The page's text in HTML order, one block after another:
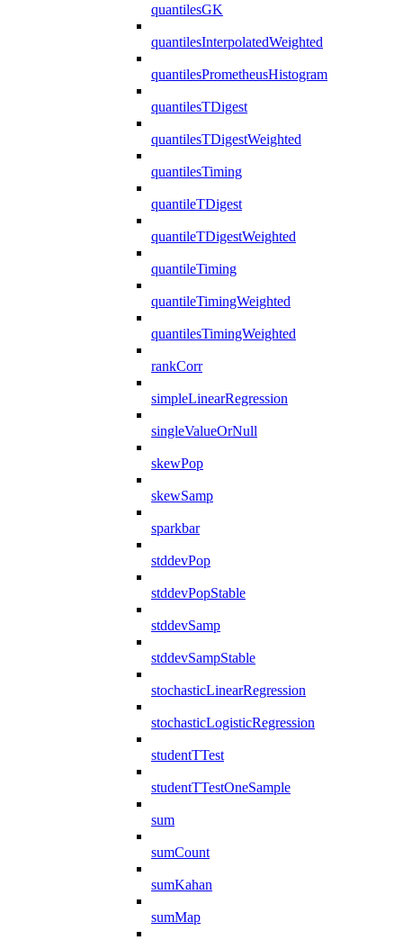
quantilesGK
quantilesInterpolatedWeighted
quantilesPrometheusHistogram
quantilesTDigest
quantilesTDigestWeighted
quantilesTiming
quantileTDigest
quantileTDigestWeighted
quantileTiming
quantileTimingWeighted
quantilesTimingWeighted
rankCorr
simpleLinearRegression
singleValueOrNull
skewPop
skewSamp
sparkbar
stddevPop
stddevPopStable
stddevSamp
stddevSampStable
stochasticLinearRegression
stochasticLogisticRegression
studentTTest
studentTTestOneSample
sum
sumCount
sumKahan
sumMap